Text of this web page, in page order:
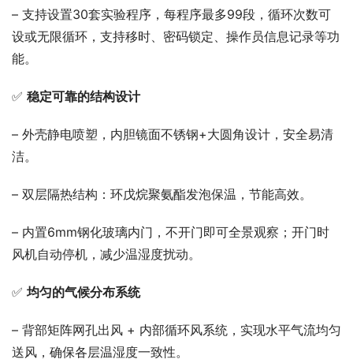
– 支持设置30套实验程序，每程序最多99段，循环次数可
设或无限循环，支持移时、密码锁定、操作员信息记录等功
能。
✅ 稳定可靠的结构设计
– 外壳静电喷塑，内胆镜面不锈钢+大圆角设计，安全易清
洁。
– 双层隔热结构：环戊烷聚氨酯发泡保温，节能高效。
– 内置6mm钢化玻璃内门，不开门即可全景观察；开门时
风机自动停机，减少温湿度扰动。
✅ 均匀的气候分布系统
– 背部矩阵网孔出风 + 内部循环风系统，实现水平气流均匀
送风，确保各层温湿度一致性。